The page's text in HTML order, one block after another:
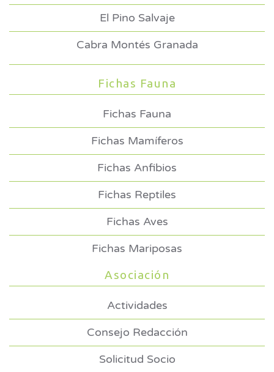
El Pino Salvaje
Cabra Montés Granada
Fichas Fauna
Fichas Fauna
Fichas Mamíferos
Fichas Anfibios
Fichas Reptiles
Fichas Aves
Fichas Mariposas
Asociación
Actividades
Consejo Redacción
Solicitud Socio